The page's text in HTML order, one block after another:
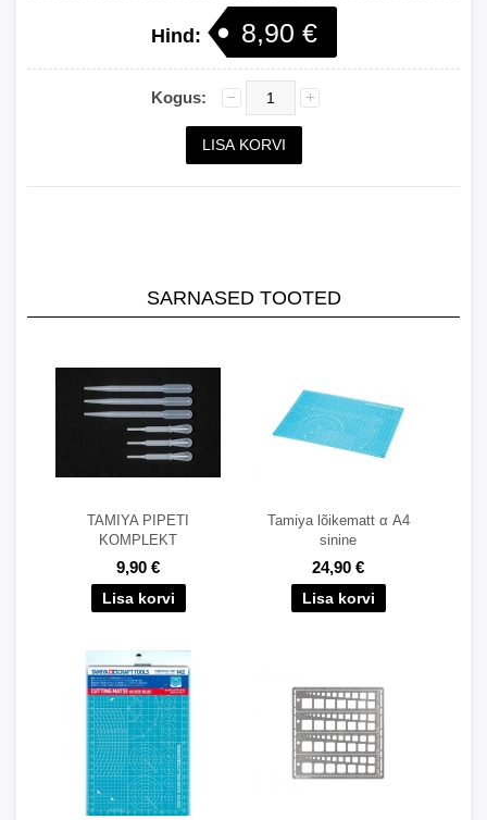
Hind: 8,90 €
Kogus:
SARNASED TOOTED
TAMIYA PIPETI
KOMPLEKT
9,90 €
Tamiya lõikematt α A4
sinine
24,90 €